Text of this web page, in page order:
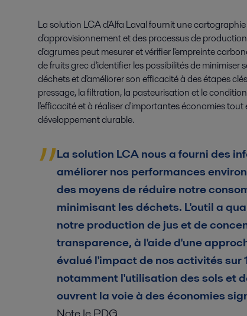
La solution LCA d'Alfa Laval fournit une
d'approvisionnement et des processus de
d'agrumes peut mesurer et vérifier l'empreinte
de fruits grec d'identifier les possibilités de
déchets et d'améliorer son efficacité à des étapes
pressage, la filtration, la pasteurisation et le
l'efficacité et à réaliser d'importantes économies
développement durable.
La solution LCA nous a fourni des
améliorer nos performances
des moyens de réduire notre
minimisant les déchets. L'outil a
notre production de jus et de
transparence, à l'aide d'une
évalué l'impact de nos activités sur
notamment l'utilisation des sols et
ouvrent la voie à des économies